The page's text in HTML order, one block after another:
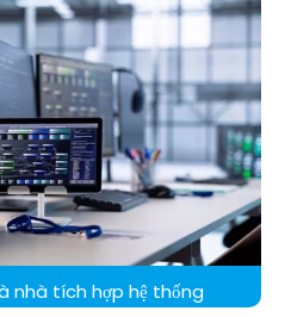
lượng & nguy hiểm
nhà tích hợp hệ thống